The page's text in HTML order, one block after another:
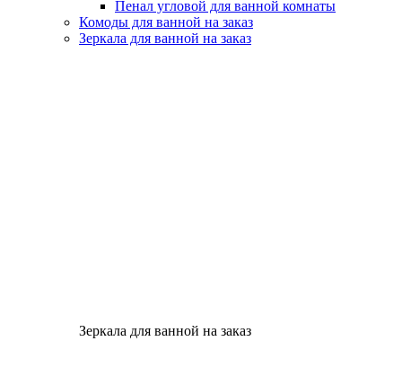
Пенал угловой для ванной комнаты
Комоды для ванной на заказ
Зеркала для ванной на заказ
Зеркала для ванной на заказ